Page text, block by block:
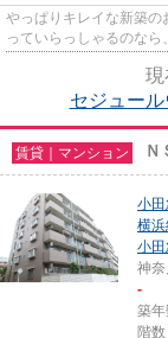
やっぱりキレイな新築の
っていらっしゃるのな
現
セジュー
賃貸｜マンション Ｎ
小
横浜
小
神
-
築
階